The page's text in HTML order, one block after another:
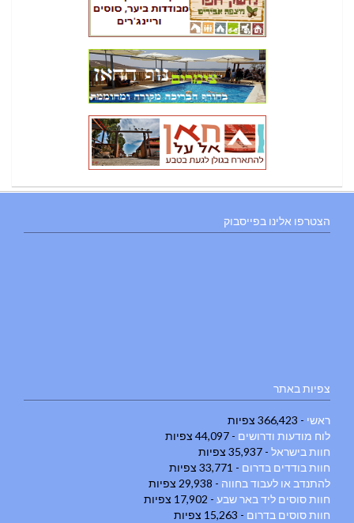
הצטרפו אלינו בפייסבוק
צפיות באתר
ראשי - 366,423 צפיות
לוח מודעות ודרושים - 44,097 צפיות
חוות בישראל - 35,937 צפיות
חוות בודדים בדרום - 33,771 צפיות
להתנדב או לעבוד בחווה - 29,938 צפיות
חוות סוסים ליד באר שבע - 17,902 צפיות
חוות סוסים בדרום - 15,263 צפיות